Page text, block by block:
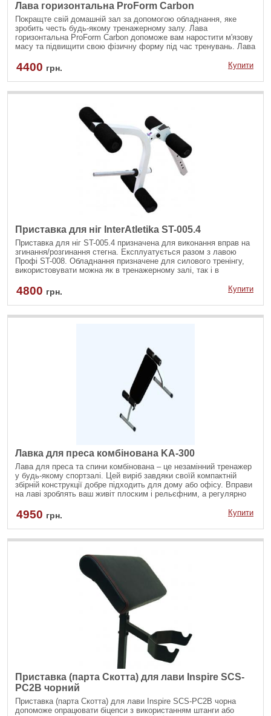
Лава горизонтальна ProForm Carbon
Покращте свій домашній зал за допомогою обладнання, яке
зробить честь будь-якому тренажерному залу. Лава
горизонтальна ProForm Carbon допоможе вам наростити м'язову
масу та підвищити свою фізичну форму під час тренувань. Лава
навантаження і пропонує потужну підтримку під час
найінтенсивніших тренувань з підняття ваги.
4400 грн. Купити
Приставка для ніг InterAtletika ST-005.4
Приставка для ніг ST-005.4 призначена для виконання вправ на
згинання/розгинання стегна. Експлуатується разом з лавою
Профі ST-008. Обладнання призначене для силового тренінгу,
використовувати можна як в тренажерному залі, так і в
профілю, витримує високі навантаження.
4800 грн. Купити
Лавка для преса комбінована KA-300
Лава для преса та спини комбінована – це незамінний тренажер
у будь-якому спортзалі. Цей виріб завдяки своїй компактній
збірній конструкції добре підходить для дому або офісу. Вправи
на лаві зроблять ваш живіт плоским і рельєфним, а регулярно
преса.
4950 грн. Купити
Приставка (парта Скотта) для лави Inspire SCS-
PC2B чорний
Приставка (парта Скотта) для лави Inspire SCS-PC2B чорна
допоможе опрацювати біцепси з використанням штанги або